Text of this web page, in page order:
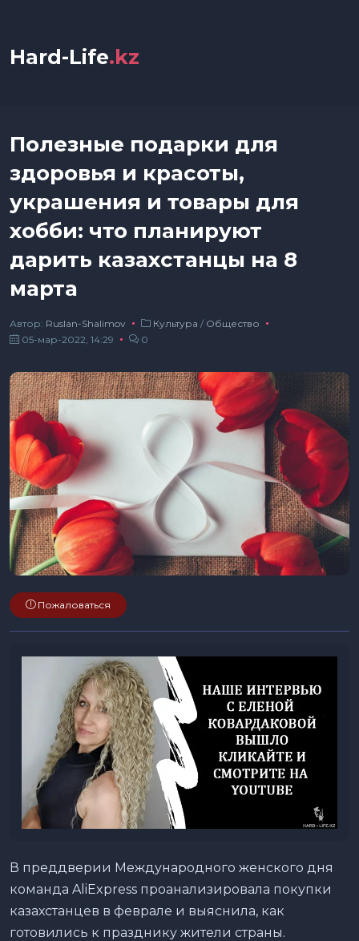
Hard-Life.kz
Полезные подарки для
здоровья и красоты,
украшения и товары для
хобби: что планируют
дарить казахстанцы на 8
марта
Автор: Ruslan-Shalimov Культура / Общество
05-мар-2022, 14:29
0
Пожаловаться
В преддверии Международного женского дня
команда AliExpress проанализировала покупки
казахстанцев в феврале и выяснила, как
готовились к празднику жители страны.